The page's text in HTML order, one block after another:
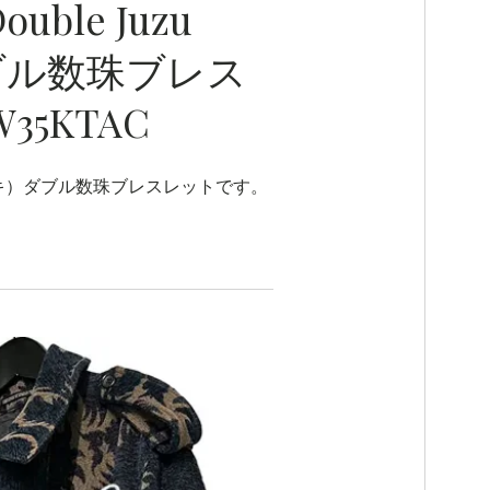
Juzu
数珠ブレス
ダブル数珠ブレスレットです。